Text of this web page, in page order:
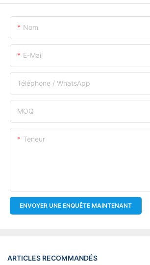
Nom
E-Mail
Téléphone / WhatsApp
MOQ
Teneur
ENVOYER UNE ENQUÊTE MAINTENANT
ARTICLES RECOMMANDÉS